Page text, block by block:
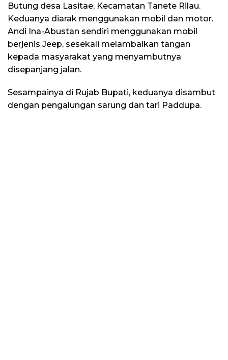
Butung desa Lasitae, Kecamatan Tanete Rilau.
Keduanya diarak menggunakan mobil dan motor.
Andi Ina-Abustan sendiri menggunakan mobil
berjenis Jeep, sesekali melambaikan tangan
kepada masyarakat yang menyambutnya
disepanjang jalan.
Sesampainya di Rujab Bupati, keduanya disambut
dengan pengalungan sarung dan tari Paddupa.